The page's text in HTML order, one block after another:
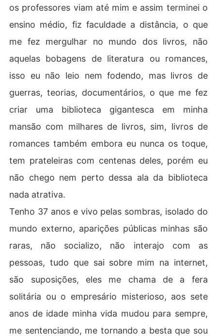
os professores viam até mim e assim terminei o
ensino médio, fiz faculdade a distância, o que
me fez mergulhar no mundo dos livros, não
aquelas bobagens de literatura ou romances,
isso eu não leio nem fodendo, mas livros de
guerras, teorias, documentários, o que me fez
criar uma biblioteca gigantesca em minha
mansão com milhares de livros, sim, livros de
romances também embora eu nunca os toque,
tem prateleiras com centenas deles, porém eu
não chego nem perto dessa ala da biblioteca
nada atrativa.
Tenho 37 anos e vivo pelas sombras, isolado do
mundo externo, aparições públicas minhas são
raras, não socializo, não interajo com as
pessoas, tudo que sai sobre mim na internet,
são suposições, eles me chama de a fera
solitária ou o empresário misterioso, aos sete
anos de idade minha vida mudou para sempre,
me sentenciando, me tornando a besta que sou